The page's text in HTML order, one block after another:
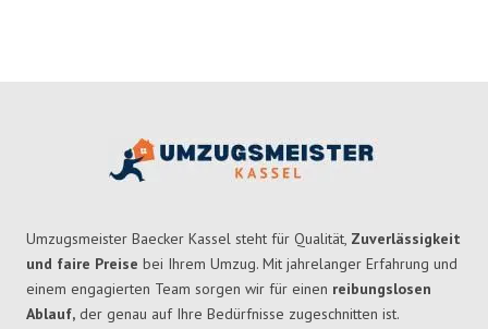
Umzugsmeister Baecker Kassel steht für Qualität, Zuverlässigkeit
und faire Preise bei Ihrem Umzug. Mit jahrelanger Erfahrung und
einem engagierten Team sorgen wir für einen reibungslosen
Ablauf, der genau auf Ihre Bedürfnisse zugeschnitten ist.